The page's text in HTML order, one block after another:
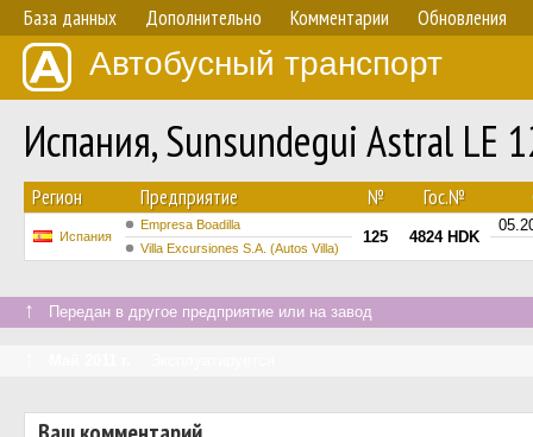
База данных Дополнительно Комментарии Обновления
Автобусный транспорт
Испания, Sunsundegui Astral LE
Регион Предприятие № Гос.№
Испания
Empresa Boadilla
125 4824 HDK
Villa Excursiones S.A. (Autos Villa)
↑ Передан в другое предприятие или на завод